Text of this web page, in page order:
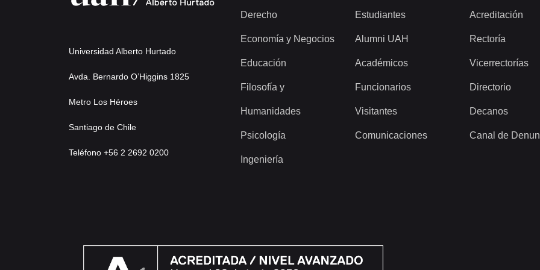
Universidad Alberto Hurtado
Avda. Bernardo O’Higgins 1825
Metro Los Héroes
Santiago de Chile
Teléfono +56 2 2692 0200
Derecho
Economía y Negocios
Educación
Filosofía y
Humanidades
Psicología
Ingeniería
Estudiantes
Alumni UAH
Académicos
Funcionarios
Visitantes
Comunicaciones
Acreditación
Rectoría
Vicerrectorías
Directorio
Decanos
Canal de